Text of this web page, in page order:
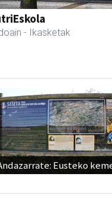
- Ikasketak
Eusteko